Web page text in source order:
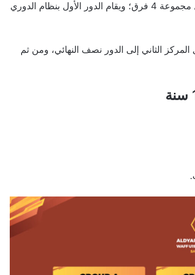
وتم توزيع المنتخبات الـ 12 على 3 مجموعات، تضم كل مجموعة 4 فرق؛ ويقام الدور الأول بنظام الدوري
الثاني إلى الدور نصف النهائي، ومن ثم